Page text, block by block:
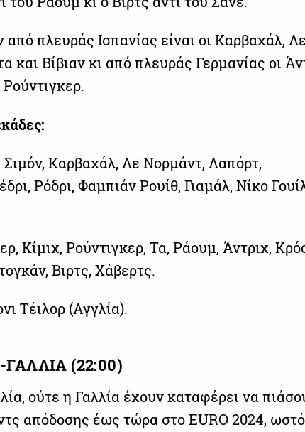
από πλευράς Ισπανίας είναι οι Καρβαχάλ, Λε
και Βίβιαν κι από πλευράς Γερμανίας οι
Σιμόν, Καρβαχάλ, Λε Νορμάντ, Λαπόρτ,
Ρόδρι, Φαμπιάν Ρουίθ, Γιαμάλ, Νίκο
Κίμιχ, Ρούντιγκερ, Τα, Ράουμ, Άντριχ,
Βιρτς, Χάβερτς.
Τέιλορ (Αγγλία).
(22:00)
ούτε η Γαλλία έχουν καταφέρει να
απόδοσης έως τώρα στο EURO 2024,